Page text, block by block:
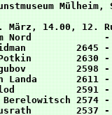
Mülheim,
März, 14.00, 12.
Nord
2645
2630
2598 -
Landa       2611
2591 -
Berelowitsch 2574
2537